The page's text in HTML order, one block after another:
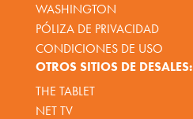
WASHINGTON
PÓLIZA DE PRIVACIDAD
CONDICIONES DE USO
OTROS SITIOS DE DESALES:
THE TABLET
NET TV